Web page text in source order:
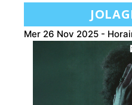
Mer 26 Nov 2025 -